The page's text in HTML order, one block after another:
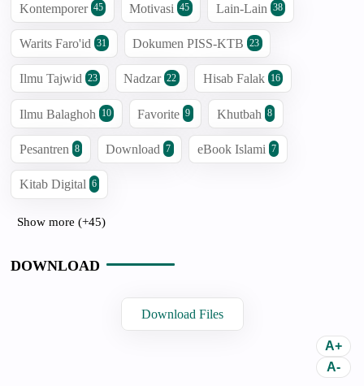
Kontemporer 45 Motivasi 45 Lain-Lain 38
Warits Faro'id 31 Dokumen PISS-KTB 23
Ilmu Tajwid 23 Nadzar 22 Hisab Falak 16
Ilmu Balaghoh 10 Favorite 9 Khutbah 8
Pesantren 8 Download 7 eBook Islami 7
Kitab Digital 6
Show more (+45)
DOWNLOAD
Download Files